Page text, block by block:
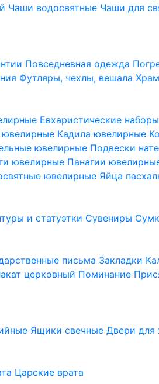
Чаши водосвятные Чаши для
Повседневная одежда
Футляры, чехлы, вешала
Евхаристические
ювелирные Кадила ювелирные
ювелирные Подвески
ювелирные Панагии
ювелирные Яйца
и статуэтки Сувениры
письма Закладки
церковный Поминание
Ящики свечныеДвери для
Царские врата